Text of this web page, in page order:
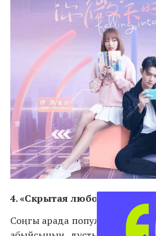
4.«Скрытая любовь»
Соңгы арада популяр дорама!